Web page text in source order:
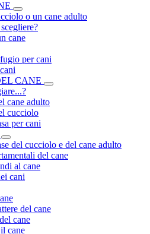
o un cane adulto
cane
per cani
CANE
cane adulto
cucciolo
per cani
del cucciolo e del cane adulto
del cane
al cane
cani
del cane
cane
cane